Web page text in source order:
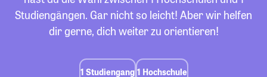
Studiengängen. Gar nicht so leicht! Aber wir helfen
dir gerne, dich weiter zu orientieren!
1 Studiengang 1 Hochschule